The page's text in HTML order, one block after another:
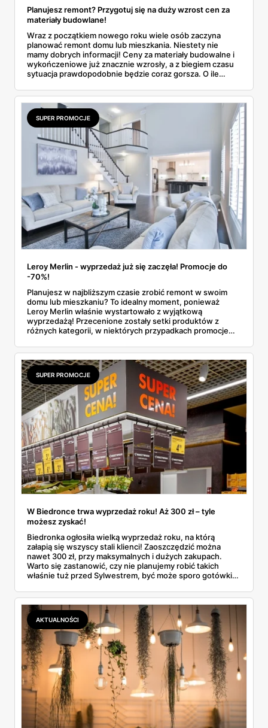
Planujesz remont? Przygotuj się na duży wzrost cen za
materiały budowlane!
Wraz z początkiem nowego roku wiele osób zaczyna
planować remont domu lub mieszkania. Niestety nie
mamy dobrych informacji! Ceny za materiały budowalne i
wykończeniowe już znacznie wzrosły, a z biegiem czasu
sytuacja prawdopodobnie będzie coraz gorsza. O ile
najlepsze promocje i nie przepłacić? Sprawdź w naszym
artykule!
SUPER PROMOCJE
Leroy Merlin - wyprzedaż już się zaczęła! Promocje do
-70%!
Planujesz w najbliższym czasie zrobić remont w swoim
domu lub mieszkaniu? To idealny moment, ponieważ
Leroy Merlin właśnie wystartowało z wyjątkową
wyprzedażą! Przecenione zostały setki produktów z
różnych kategorii, w niektórych przypadkach promocje
dowiedz się do kiedy będą dostępne duże rabaty!
SUPER PROMOCJE
W Biedronce trwa wyprzedaż roku! Aż 300 zł – tyle
możesz zyskać!
Biedronka ogłosiła wielką wyprzedaż roku, na którą
załapią się wszyscy stali klienci! Zaoszczędzić można
nawet 300 zł, przy maksymalnych i dużych zakupach.
Warto się zastanowić, czy nie planujemy robić takich
właśnie tuż przed Sylwestrem, być może sporo gotówki
AKTUALNOŚCI